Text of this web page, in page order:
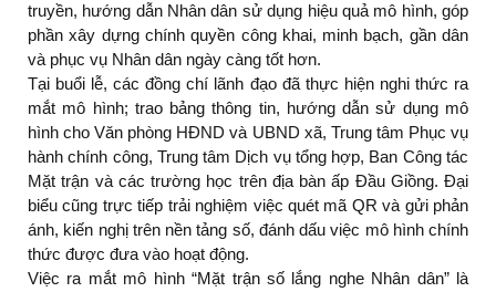
truyền, hướng dẫn Nhân dân sử dụng hiệu quả mô hình, góp
phần xây dựng chính quyền công khai, minh bạch, gần dân
và phục vụ Nhân dân ngày càng tốt hơn.
Tại buổi lễ, các đồng chí lãnh đạo đã thực hiện nghi thức ra
mắt mô hình; trao bảng thông tin, hướng dẫn sử dụng mô
hình cho Văn phòng HĐND và UBND xã, Trung tâm Phục vụ
hành chính công, Trung tâm Dịch vụ tổng hợp, Ban Công tác
Mặt trận và các trường học trên địa bàn ấp Đầu Giồng. Đại
biểu cũng trực tiếp trải nghiệm việc quét mã QR và gửi phản
ánh, kiến nghị trên nền tảng số, đánh dấu việc mô hình chính
thức được đưa vào hoạt động.
Việc ra mắt mô hình “Mặt trận số lắng nghe Nhân dân” là